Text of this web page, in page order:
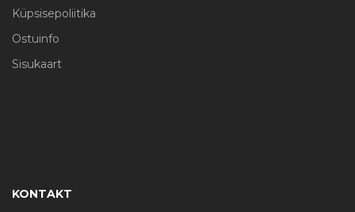
Küpsisepoliitika
Ostuinfo
Sisukaart
KONTAKT